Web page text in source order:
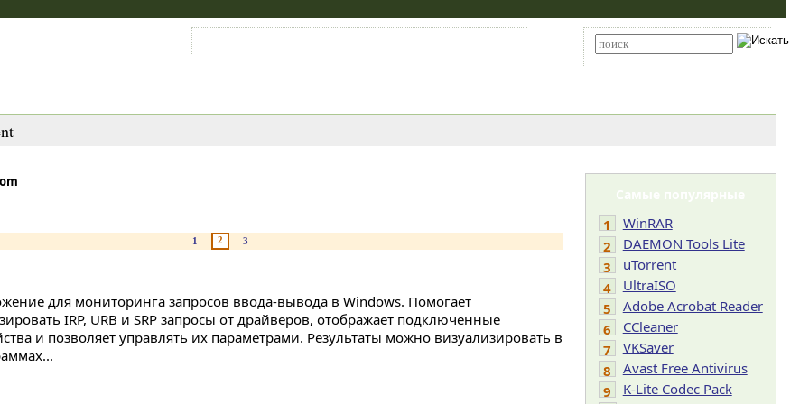
1 2 3
для мониторинга запросов ввода-вывода в Windows. Помогает
IRP, URB и SRP запросы от драйверов, отображает подключенные
и позволяет управлять их параметрами. Результаты можно визуализировать в
Самые популярные
1
WinRAR
2
DAEMON Tools Lite
3
uTorrent
4
UltraISO
5
Adobe Acrobat Reader
6
CCleaner
7
VKSaver
8
Avast Free Antivirus
9
K-Lite Codec Pack